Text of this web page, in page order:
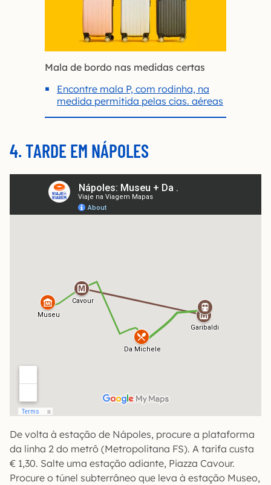
Mala de bordo nas medidas certas
Encontre mala P, com rodinha, na
medida permitida pelas cias. aéreas
4. TARDE EM NÁPOLES
De volta à estação de Nápoles, procure a plataforma
da linha 2 do metrô (Metropolitana FS). A tarifa custa
€ 1,30. Salte uma estação adiante, Piazza Cavour.
Procure o túnel subterrâneo que leva à estação Museo,